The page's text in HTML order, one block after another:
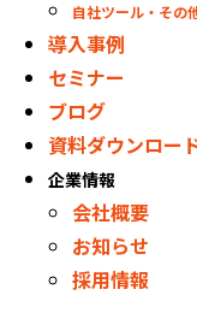
自社ツール・その
導入事例
セミナー
ブログ
資料ダウンロー
企業情報
会社概要
お知らせ
採用情報